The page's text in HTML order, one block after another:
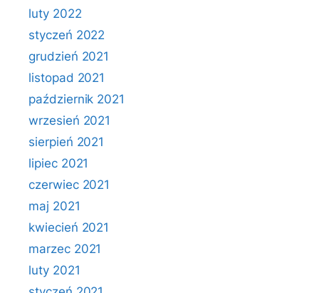
luty 2022
styczeń 2022
grudzień 2021
listopad 2021
październik 2021
wrzesień 2021
sierpień 2021
lipiec 2021
czerwiec 2021
maj 2021
kwiecień 2021
marzec 2021
luty 2021